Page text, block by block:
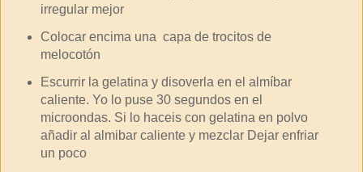
irregular mejor
Colocar encima una capa de trocitos de
melocotón
Escurrir la gelatina y disoverla en el almíbar
caliente. Yo lo puse 30 segundos en el
microondas. Si lo haceis con gelatina en polvo
añadir al almibar caliente y mezclar Dejar enfriar
un poco